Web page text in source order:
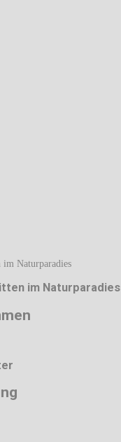
im Naturparadies